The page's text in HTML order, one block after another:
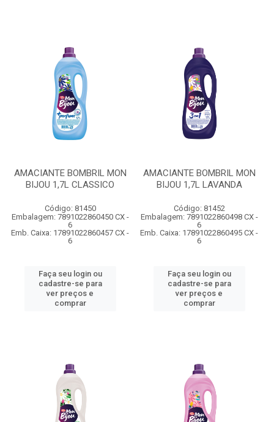
AMACIANTE BOMBRIL MON
BIJOU 1,7L CLASSICO
Código: 81450
Embalagem: 7891022860450 CX -
6
Emb. Caixa: 17891022860457 CX -
6
Faça seu login ou
cadastre-se para
ver preços e
comprar
AMACIANTE BOMBRIL MON
BIJOU 1,7L LAVANDA
Código: 81452
Embalagem: 7891022860498 CX -
6
Emb. Caixa: 17891022860495 CX -
6
Faça seu login ou
cadastre-se para
ver preços e
comprar